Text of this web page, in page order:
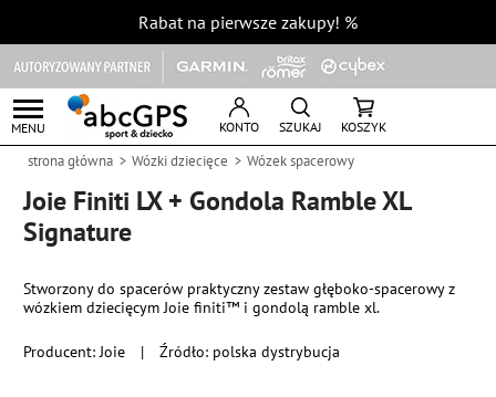
Rabat na pierwsze zakupy! %
MENU KONTO SZUKAJ KOSZYK
strona główna Wózki dziecięce Wózek spacerowy
Joie Finiti LX + Gondola Ramble XL
Signature
Producent:Joie | Źródło: polska dystrybucja
Stworzony do spacerów praktyczny zestaw głęboko-spacerowy z
wózkiem dziecięcym Joie finiti™ i gondolą ramble xl.